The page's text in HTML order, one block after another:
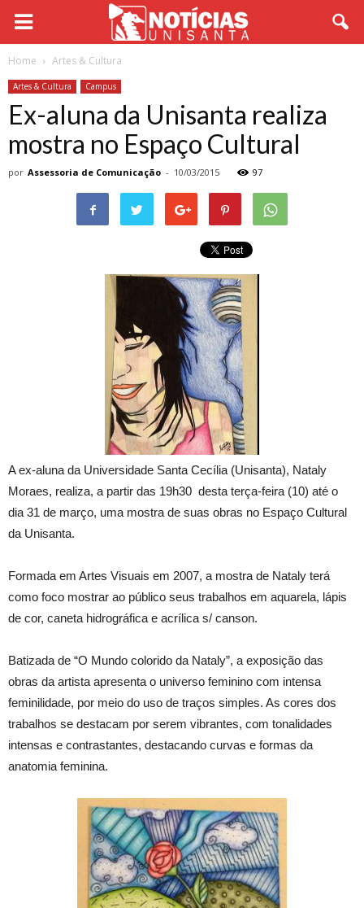
Home Artes & Cultura
Artes & Cultura Campus
Ex-aluna da Unisanta realiza
mostra no Espaço Cultural
por Assessoria de Comunicação - 10/03/2015 97
A ex-aluna da Universidade Santa Cecília (Unisanta), Nataly
Moraes, realiza, a partir das 19h30 desta terça-feira (10) até o
dia 31 de março, uma mostra de suas obras no Espaço Cultural
da Unisanta.
Formada em Artes Visuais em 2007, a mostra de Nataly terá
como foco mostrar ao público seus trabalhos em aquarela, lápis
de cor, caneta hidrográfica e acrílica s/ canson.
Batizada de “O Mundo colorido da Nataly”, a exposição das
obras da artista apresenta o universo feminino com intensa
feminilidade, por meio do uso de traços simples. As cores dos
trabalhos se destacam por serem vibrantes, com tonalidades
intensas e contrastantes, destacando curvas e formas da
anatomia feminina.